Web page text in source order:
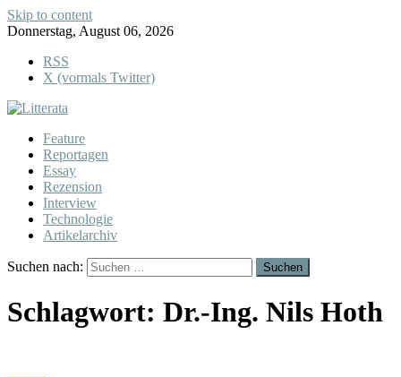
Skip to content
Donnerstag, August 06, 2026
RSS
X (vormals Twitter)
Feature
Reportagen
Essay
Rezension
Interview
Technologie
Artikelarchiv
Suchen nach:
Schlagwort: Dr.-Ing. Nils Hoth